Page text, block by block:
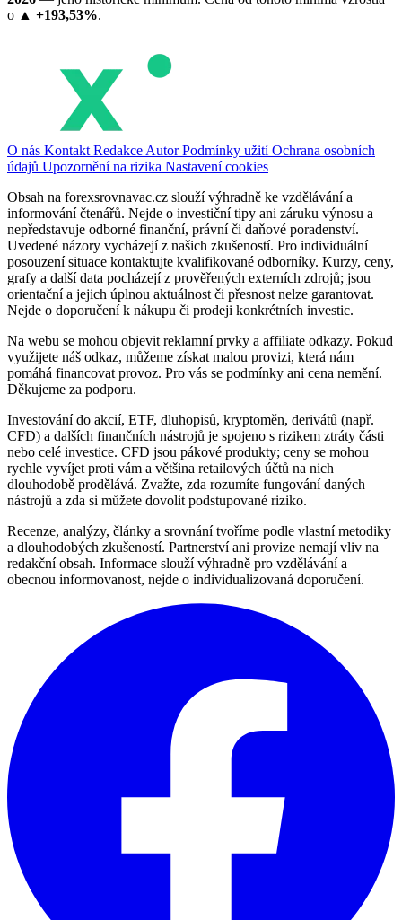
o ▲ +193,53%.
O nás Kontakt Redakce AutorPodmínky užitíOchrana osobních
údajů Upozornění na rizika Nastavení cookies
Obsah na forexsrovnavac.cz slouží výhradně ke vzdělávání a
informování čtenářů. Nejde o investiční tipy ani záruku výnosu a
nepředstavuje odborné finanční, právní či daňové poradenství.
Uvedené názory vycházejí z našich zkušeností. Pro individuální
posouzení situace kontaktujte kvalifikované odborníky. Kurzy, ceny,
grafy a další data pocházejí z prověřených externích zdrojů; jsou
orientační a jejich úplnou aktuálnost či přesnost nelze garantovat.
Nejde o doporučení k nákupu či prodeji konkrétních investic.
Na webu se mohou objevit reklamní prvky a affiliate odkazy. Pokud
využijete náš odkaz, můžeme získat malou provizi, která nám
pomáhá financovat provoz. Pro vás se podmínky ani cena nemění.
Děkujeme za podporu.
Investování do akcií, ETF, dluhopisů, kryptoměn, derivátů (např.
CFD) a dalších finančních nástrojů je spojeno s rizikem ztráty části
nebo celé investice. CFD jsou pákové produkty; ceny se mohou
rychle vyvíjet proti vám a většina retailových účtů na nich
dlouhodobě prodělává. Zvažte, zda rozumíte fungování daných
nástrojů a zda si můžete dovolit podstupované riziko.
Recenze, analýzy, články a srovnání tvoříme podle vlastní metodiky
a dlouhodobých zkušeností. Partnerství ani provize nemají vliv na
redakční obsah. Informace slouží výhradně pro vzdělávání a
obecnou informovanost, nejde o individualizovaná doporučení.